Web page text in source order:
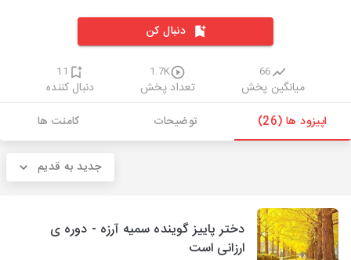
دنبال کن
66
میانگین پخش
1.7K
تعداد پخش
11
دنبال کننده
اپیزود ها (26)
توضیحات کامنت ها
جدید به قدیم
دختر پاییز گوینده سمیه آرزه - دوره ی
ارزانی است